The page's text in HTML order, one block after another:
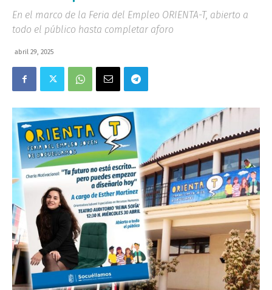
En el marco de la Feria del Empleo ORIENTA-T, abierto a
todo el público hasta completar aforo
abril 29, 2025